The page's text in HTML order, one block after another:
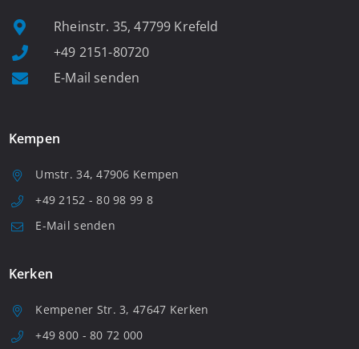
Rheinstr. 35, 47799 Krefeld
+49 2151-80720
E-Mail senden
Kempen
Umstr. 34, 47906 Kempen
+49 2152 - 80 98 99 8
E-Mail senden
Kerken
Kempener Str. 3, 47647 Kerken
+49 800 - 80 72 000